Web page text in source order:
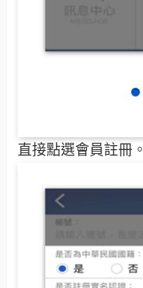
直接點選會員註冊。